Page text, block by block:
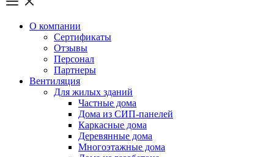
О компании
Сертификаты
Отзывы
Персонал
Партнеры
Вентиляция
Для жилых зданий
Частные дома
Дома из СИП-панелей
Каркасные дома
Деревянные дома
Многоэтажные дома